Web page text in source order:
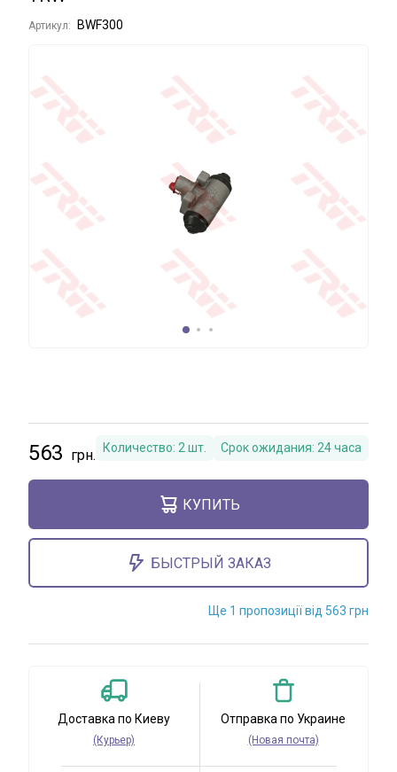
Артикул: BWF300
563 Количество: 2 шт. Срок ожидания: 24 часа
КУПИТЬ
БЫСТРЫЙ ЗАКАЗ
Ще 1 пропозиції від 563 грн
Доставка по Киеву
(Курьер)
Отправка по Украине
(Новая почта)